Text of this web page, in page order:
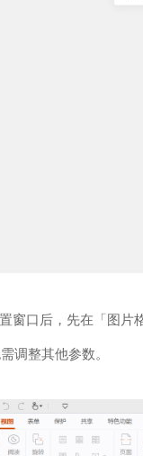
窗口后，先在「图片
调整其他参数。